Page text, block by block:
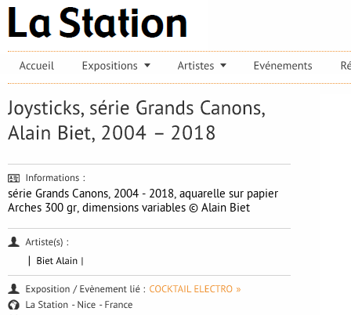
série Grands Canons, 2004 - 2018, aquarelle sur papier
Arches 300 gr, dimensions variables © Alain Biet